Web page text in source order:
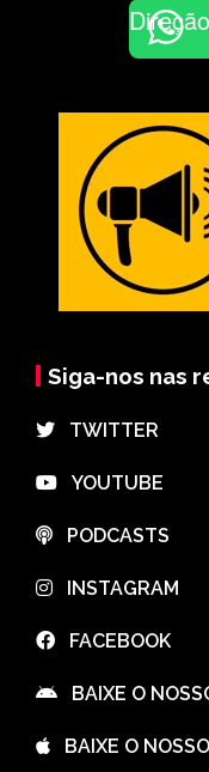
Siga-nos nas
⠀TWITTER
⠀YOUTUBE
⠀PODCASTS
⠀INSTAGRAM
⠀FACEBOOK
⠀BAIXE O
⠀BAIXE O